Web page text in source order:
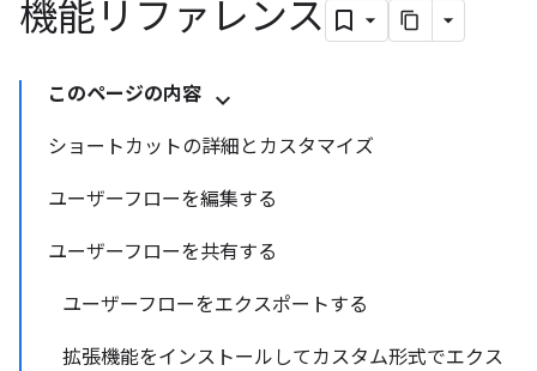
機能リファレンス
このページの内容
ショートカットの詳細とカスタマイズ
ユーザーフローを編集する
ユーザーフローを共有する
ユーザーフローをエクスポートする
拡張機能をインストールしてカスタム形式でエクス